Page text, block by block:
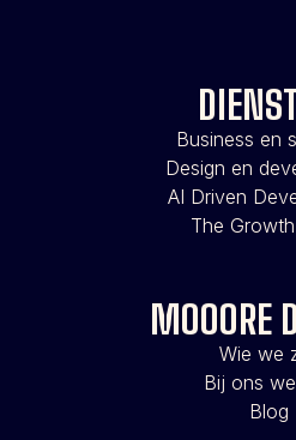
Business en
Design en
AI Driven
The
MOOORE
Wie we
Bij ons
Blog